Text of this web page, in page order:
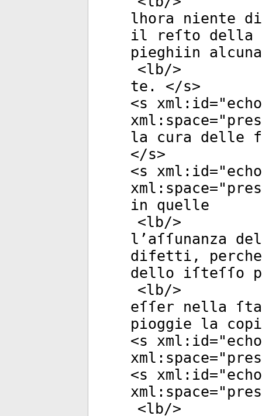
lhora niente
il reſto della
pieghiin
<lb/>
te. </s>
<s xml:id="
xml:space="
la cura delle
</s>
<s xml:id="
xml:space="
in quelle
<lb/>
l’aſſunanza
difetti, perche
dello iſteſſo
<lb/>
eſſer nella
pioggie la
<s xml:id="
xml:space="
<s xml:id="
xml:space="
<lb/>